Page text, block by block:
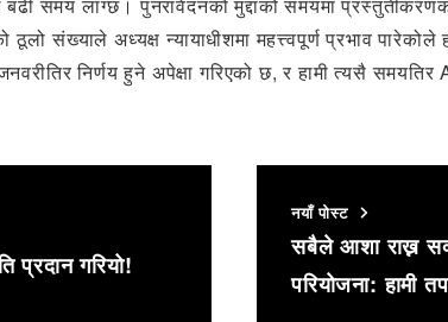
संख्याले अध्यक्ष न्यायाधीशमा महत्त्वपूर्ण प्रभाव
निर्णय हुने अपेक्षा गरिएको छ, र हामी त्यसै
प्रदान गरियो!
नयाँ पोस्ट
सबैले आशा राख्न
परियोजना: हामी